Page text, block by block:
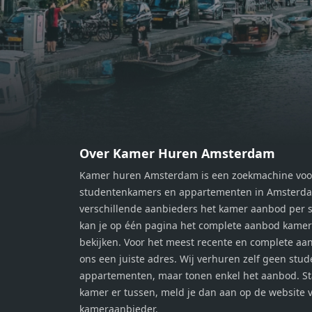
slaapkamers van respectievelijk 12,1
m² en 8 m². Beide kamers bieden tal
van mogelijkheden, zoals een fijne
werkplek, een logeerkamer of een
persoonlijke slaapkamer. De
gemak en privacy. Gelegen in een
Zaandam, bevindt de woning zich
op een perfecte locatie. Winkels,
openbaar vervoer en uitvalswegen
naar Amsterdam zijn allemaal
binnen handbereik. Bovendien
geniet je hier van de unieke
combinatie van stedelijke
voorzieningen en de ontspanning
m²
van
op
naar
Over Kamer Huren Amsterdam
Kamer huren Amsterdam is een zoekmachine
studentenkamers en appartementen in
verschillende aanbieders het kamer aanbod per
kan je op één pagina het complete aanbod
bekijken. Voor het meest recente en complete
ons een juiste adres. Wij verhuren zelf geen
appartementen, maar tonen enkel het aanbod.
kamer er tussen, meld je dan aan op de website
kameraanbieder.